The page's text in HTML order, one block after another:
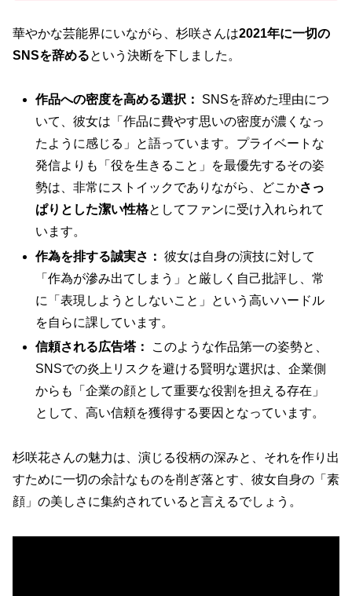
華やかな芸能界にいながら、杉咲さんは2021年に一切の
SNSを辞めるという決断を下しました。
作品への密度を高める選択：
SNSを辞めた理由につ
いて、彼女は「作品に費やす思いの密度が濃くなっ
たように感じる」と語っています。プライベートな
発信よりも「役を生きること」を最優先するその姿
勢は、非常にストイックでありながら、どこかさっ
ぱりとした潔い性格としてファンに受け入れられて
います。
作為を排する誠実さ： 彼女は自身の演技に対して
「作為が滲み出てしまう」と厳しく自己批評し、常
に「表現しようとしないこと」という高いハードル
を自らに課しています。
信頼される広告塔：
このような作品第一の姿勢と、
SNSでの炎上リスクを避ける賢明な選択は、企業側
からも「企業の顔として重要な役割を担える存在」
として、高い信頼を獲得する要因となっています。
杉咲花さんの魅力は、演じる役柄の深みと、それを作り出
すために一切の余計なものを削ぎ落とす、彼女自身の「素
顔」の美しさに集約されていると言えるでしょう。